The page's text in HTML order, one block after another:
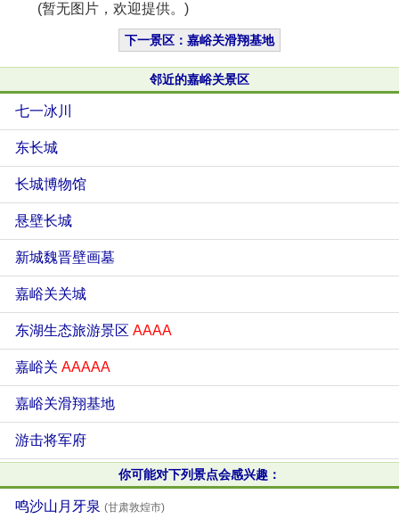
(暂无图片，欢迎提供。)
下一景区：嘉峪关滑翔基地
邻近的嘉峪关景区
七一冰川
东长城
长城博物馆
悬壁长城
新城魏晋壁画墓
嘉峪关关城
东湖生态旅游景区 AAAA
嘉峪关 AAAAA
嘉峪关滑翔基地
游击将军府
你可能对下列景点会感兴趣：
鸣沙山月牙泉 (甘肃敦煌市)